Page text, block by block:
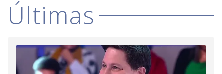
Últimas